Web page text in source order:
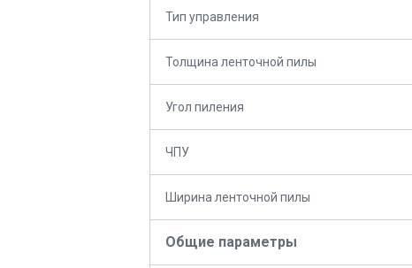
Тип управления
Толщина ленточной пилы
Угол пиления
ЧПУ
Ширина ленточной пилы
Общие параметры